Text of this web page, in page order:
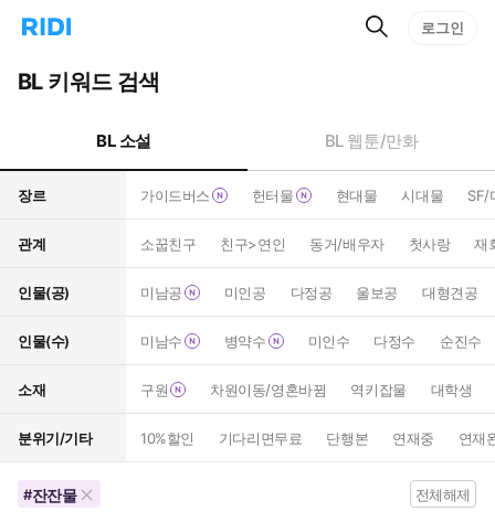
리
으
턴
트
검
로그인
BL 키워드 검색
BL 소설 BL 웹툰/만화
장르 가이드버스 헌터물 현대물 시대물 SF/
관계 소꿉친구 친구>연인 동거/배우자 첫사랑 재
인물(공) 미남공 미인공 다정공 울보공 대형견공
인물(수) 미남수 병약수 미인수 다정수 순진수
소재 구원 차원이동/영혼바뀜 역키잡물 대학생
분위기/기타 10%할인 기다리면무료 단행본 연재중 연재
#잔잔물 전체해제